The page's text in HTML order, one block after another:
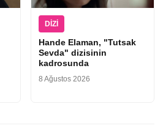
DIZI
Hande Elaman, "Tutsak
Sevda" dizisinin
kadrosunda
8 Ağustos 2026